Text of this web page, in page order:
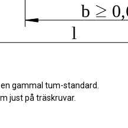
gammal tum-standard.
just på träskruvar.